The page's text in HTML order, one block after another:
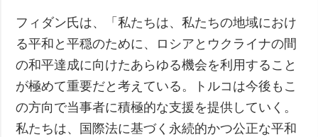
フィダン氏は、「私たちは、私たちの地域におけ
る平和と平穏のために、ロシアとウクライナの間
の和平達成に向けたあらゆる機会を利用すること
が極めて重要だと考えている。トルコは今後もこ
の方向で当事者に積極的な支援を提供していく。
私たちは、国際法に基づく永続的かつ公正な平和